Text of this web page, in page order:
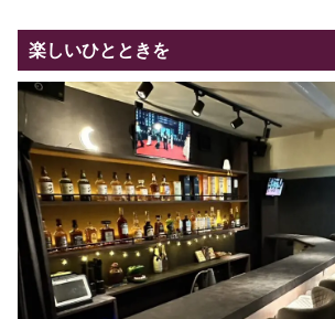
楽しいひとときを